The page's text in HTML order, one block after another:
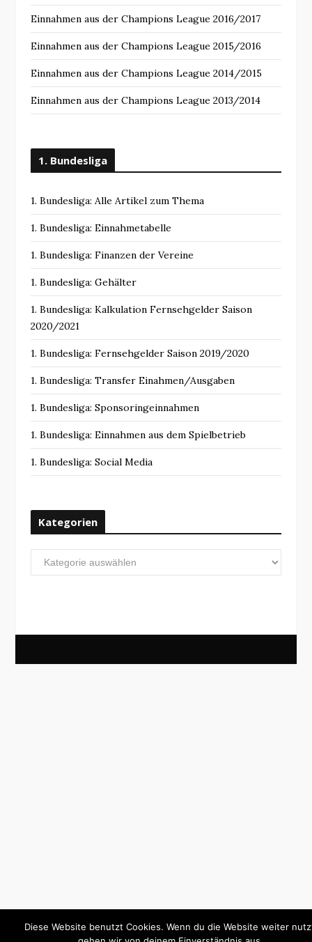
Einnahmen aus der Champions League 2016/2017
Einnahmen aus der Champions League 2015/2016
Einnahmen aus der Champions League 2014/2015
Einnahmen aus der Champions League 2013/2014
1. Bundesliga
1. Bundesliga: Alle Artikel zum Thema
1. Bundesliga: Einnahmetabelle
1. Bundesliga: Finanzen der Vereine
1. Bundesliga: Gehälter
1. Bundesliga: Kalkulation Fernsehgelder Saison
2020/2021
1. Bundesliga: Fernsehgelder Saison 2019/2020
1. Bundesliga: Transfer Einahmen/Ausgaben
1. Bundesliga: Sponsoringeinnahmen
1. Bundesliga: Einnahmen aus dem Spielbetrieb
1. Bundesliga: Social Media
Kategorien
Kategorien
Diese Website benutzt Cookies. Wenn du die Website weiter